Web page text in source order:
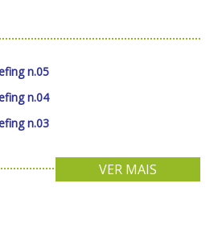
n.05
n.04
n.03
VER MAIS